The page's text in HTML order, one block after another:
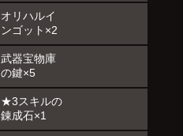
オリハルイ
ンゴット×2
武器宝物庫
の鍵×5
★3スキルの
錬成石×1